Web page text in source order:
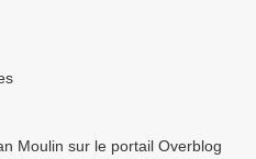
Moulin sur le portail Overblog